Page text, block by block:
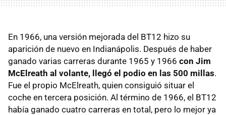
En 1966, una versión mejorada del BT12 hizo su
aparición de nuevo en Indianápolis. Después de haber
ganado varias carreras durante 1965 y 1966 con Jim
McElreath al volante, llegó el podio en las 500 millas.
Fue el propio McElreath, quien consiguió situar el
coche en tercera posición. Al término de 1966, el BT12
había ganado cuatro carreras en total, pero lo mejor ya